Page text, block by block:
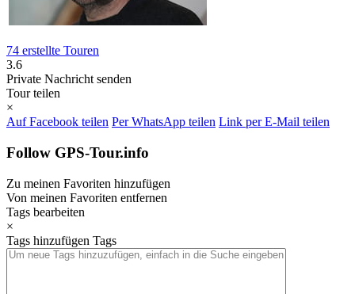
74 erstellte Touren
3.6
Private Nachricht senden
Tour teilen
×
Auf Facebook teilen Per WhatsApp teilen Link per E-Mail teilen
Follow GPS-Tour.info
Zu meinen Favoriten hinzufügen
Von meinen Favoriten entfernen
Tags bearbeiten
×
Tags hinzufügen Tags